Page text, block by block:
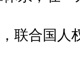
联合国